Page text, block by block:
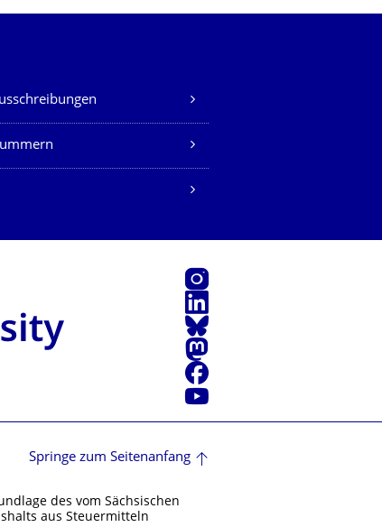
Instagram
LinkedIn
Bluesky
Mastodon
Facebook
Youtube
Springe zum Seitenanfang
des vom Sächsischen
aus Steuermitteln